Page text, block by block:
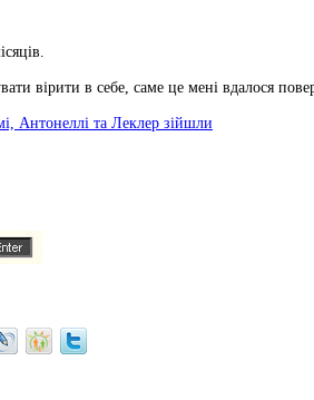
вірити в себе, саме це мені вдалося
Антонеллі та Леклер зійшли